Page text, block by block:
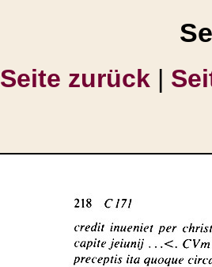
Seite zurück |